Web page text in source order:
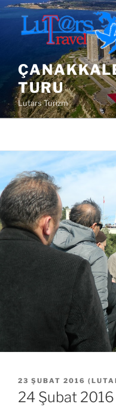
İçeriğe
geç
TURU
Lutars Turizm
YAYIM
TARIHI
23 ŞUBAT 2016 (
24 Şubat